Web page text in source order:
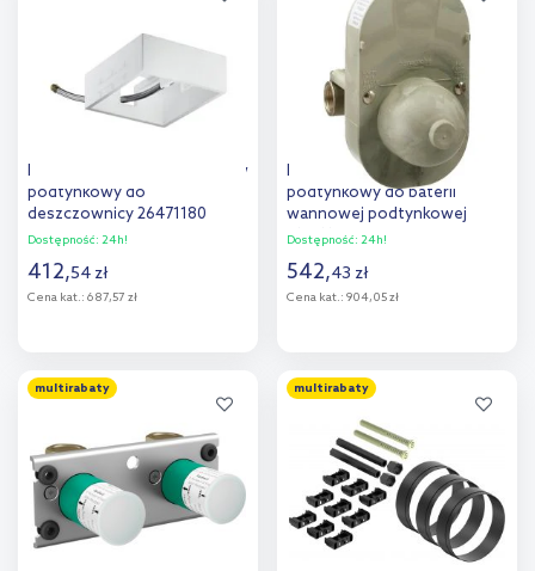
porównania
Hansgrohe Raindance zestaw
podtynkowy do
deszczownicy 26471180
Dostępność: 24h!
412,54 zł
Cena kat.: 687,57 zł
Dodaj do
porównania
Hansgrohe zestaw
podtynkowy do baterii
wannowej podtynkowej
31741180
Dostępność: 24h!
542,43 zł
Cena kat.: 904,05 zł
Dodaj do
porównania
multirabaty multirabaty